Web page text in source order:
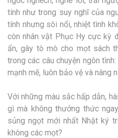
tính như trong suy nghĩ của
tính nhưng sôi nổi, nhiệt tình
còn nhân vật Phục Hy cực kỳ
ẩn, gây tò mò cho mọt sách
trong các câu chuyện ngôn
mạnh mẽ, luôn bảo vệ và nâng
Với những màu sắc hấp dẫn,
gì mà không thưởng thức
sủng ngọt mới nhất Nhật ký
không các mọt?